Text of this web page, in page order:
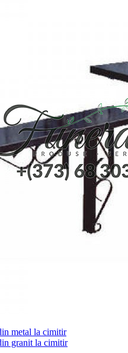
metal la cimitir
granit la cimitir